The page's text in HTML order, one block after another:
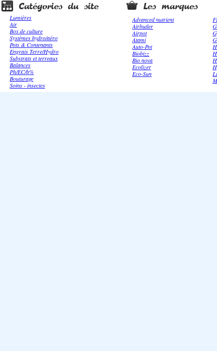
Lumières
Air
Box de culture
Systèmes hydro/aéro
Pots & Contenants
Engrais Terre/Hydro
Substrats et terreaux
Balances
Ph/EC/h%
Bouturage
Soins - insectes
Advanced nutrient
Airbutler
Airpot
Atami
Auto-Pot
Biobizz
Bio nova
Ecolizer
Eco-Sun